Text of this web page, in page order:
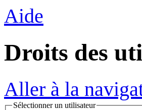
Aide
Droits des
Aller à la
Sélectionner un utilisateur